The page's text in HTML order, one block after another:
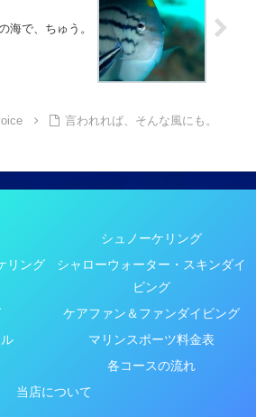
海で、ちゅう。
言われれば、そんな風にも。
シュノーケリング
リング
シャローウォーター・スキンダイ
ビング
ケアファン＆ファンダイビング
マリンスポーツ料金表
各コースの流れ
当店について